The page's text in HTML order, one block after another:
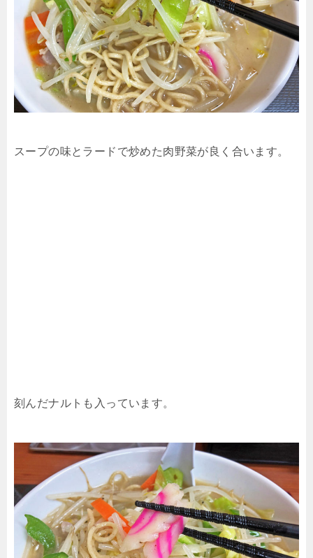
スープの味とラードで炒めた肉野菜が良く合います。
刻んだナルトも入っています。